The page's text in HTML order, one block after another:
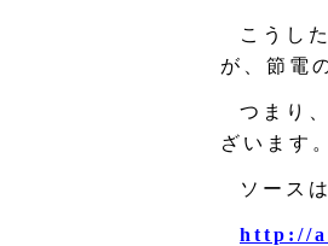
こうし
が、節電
つまり
ざいます。
ソース
http://